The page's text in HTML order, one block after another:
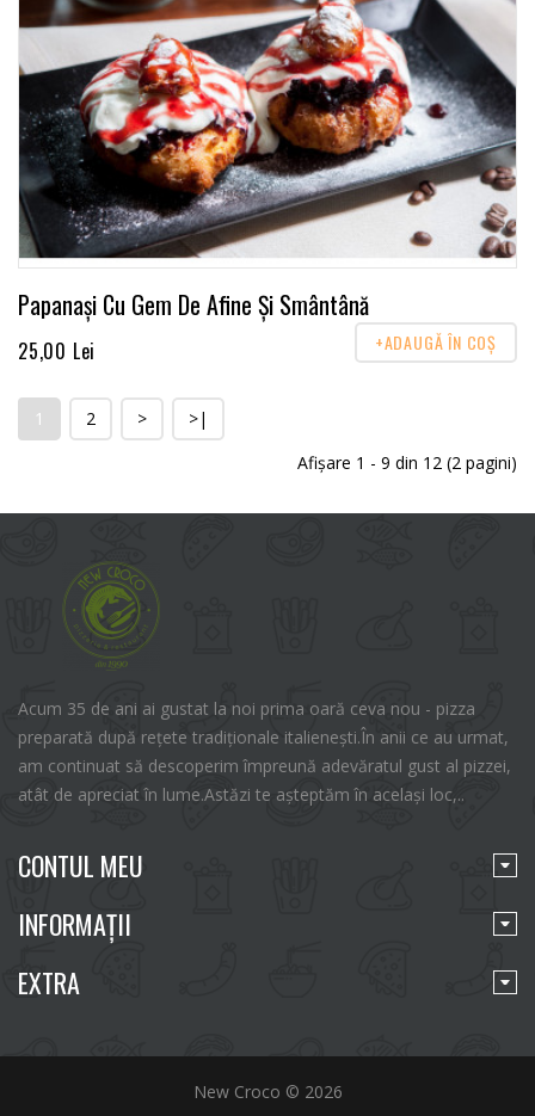
Papanași Cu Gem De Afine Și Smântână
25,00 Lei +ADAUGĂ ÎN COŞ
1 2 >
>|
Afişare 1 - 9 din 12 (2 pagini)
Acum 35 de ani ai gustat la noi prima oară ceva nou - pizza
preparată după rețete tradiționale italienești.În anii ce au urmat,
am continuat să descoperim împreună adevăratul gust al pizzei,
atât de apreciat în lume.Astăzi te așteptăm în același loc,..
CONTUL MEU
INFORMAŢII
EXTRA
New Croco © 2026